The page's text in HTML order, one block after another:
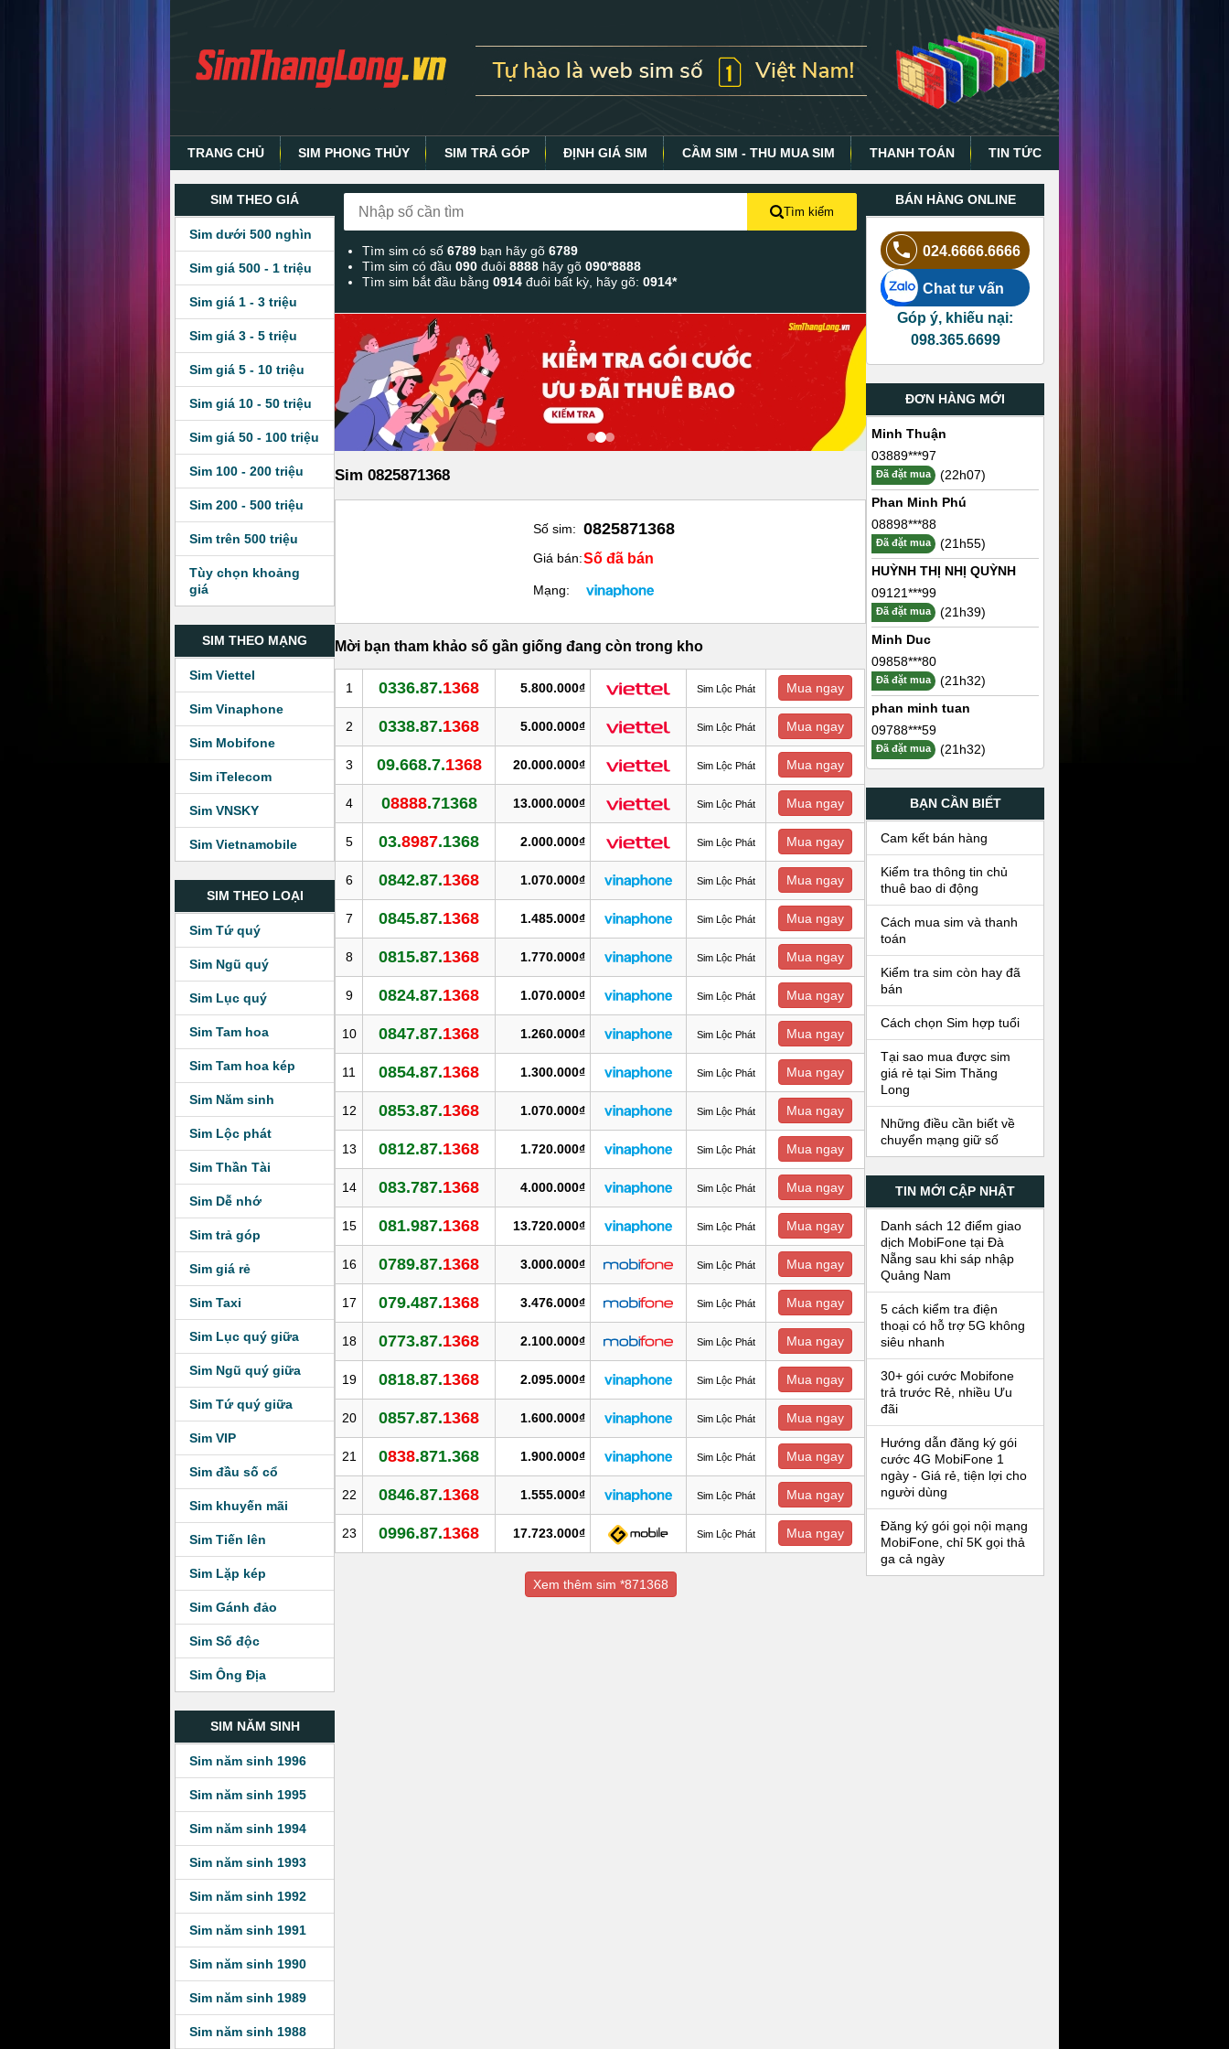
TRANG CHỦ SIM PHONG THỦY SIM TRẢ GÓP ĐỊNH GIÁ SIM CẦM SIM - THU MUA SIM THANH TOÁN TIN TỨC
SIM THEO GIÁ
Sim dưới 500 nghìn
Sim giá 500 - 1 triệu
Sim giá 1 - 3 triệu
Sim giá 3 - 5 triệu
Sim giá 5 - 10 triệu
Sim giá 10 - 50 triệu
Sim giá 50 - 100 triệu
Sim 100 - 200 triệu
Sim 200 - 500 triệu
Sim trên 500 triệu
Tùy chọn khoảng
giá
SIM THEO MẠNG
Sim Viettel
Sim Vinaphone
Sim Mobifone
Sim iTelecom
Sim VNSKY
Sim Vietnamobile
SIM THEO LOẠI
Sim Tứ quý
Sim Ngũ quý
Sim Lục quý
Sim Tam hoa
Sim Tam hoa kép
Sim Năm sinh
Sim Lộc phát
Sim Thần Tài
Sim Dễ nhớ
Sim trả góp
Sim giá rẻ
Sim Taxi
Sim Lục quý giữa
Sim Ngũ quý giữa
Sim Tứ quý giữa
Sim VIP
Sim đầu số cổ
Sim khuyến mãi
Sim Tiến lên
Sim Lặp kép
Sim Gánh đảo
Sim Số độc
Sim Ông Địa
SIM NĂM SINH
Sim năm sinh 1996
Sim năm sinh 1995
Sim năm sinh 1994
Sim năm sinh 1993
Sim năm sinh 1992
Sim năm sinh 1991
Sim năm sinh 1990
Sim năm sinh 1989
Sim năm sinh 1988
Tìm kiếm
Tìm sim có số6789 bạn hãy gõ6789
Tìm sim có đầu090đuôi8888 hãy gõ090*8888
Tìm sim bắt đầu bằng0914 đuôi bất kỳ, hãy gõ:0914*
Sim 0825871368
Số sim: 0825871368
Giá bán:Số đã bán
Mạng:
Mời bạn tham khảo số gần giống đang còn trong kho
1 0336.87.1368 5.800.000₫ Sim Lộc Phát Mua ngay
2 0338.87.1368 5.000.000₫ Sim Lộc Phát Mua ngay
3 09.668.7.1368 20.000.000₫ Sim Lộc Phát Mua ngay
4 08888.71368 13.000.000₫ Sim Lộc Phát Mua ngay
5 03.8987.1368 2.000.000₫ Sim Lộc Phát Mua ngay
6 0842.87.1368 1.070.000₫ Sim Lộc Phát Mua ngay
7 0845.87.1368 1.485.000₫ Sim Lộc Phát Mua ngay
8 0815.87.1368 1.770.000₫ Sim Lộc Phát Mua ngay
9 0824.87.1368 1.070.000₫ Sim Lộc Phát Mua ngay
10 0847.87.1368 1.260.000₫ Sim Lộc Phát Mua ngay
11 0854.87.1368 1.300.000₫ Sim Lộc Phát Mua ngay
12 0853.87.1368 1.070.000₫ Sim Lộc Phát Mua ngay
13 0812.87.1368 1.720.000₫ Sim Lộc Phát Mua ngay
14 083.787.1368 4.000.000₫ Sim Lộc Phát Mua ngay
15 081.987.1368 13.720.000₫ Sim Lộc Phát Mua ngay
16 0789.87.1368 3.000.000₫ Sim Lộc Phát Mua ngay
17 079.487.1368 3.476.000₫ Sim Lộc Phát Mua ngay
18 0773.87.1368 2.100.000₫ Sim Lộc Phát Mua ngay
19 0818.87.1368 2.095.000₫ Sim Lộc Phát Mua ngay
20 0857.87.1368 1.600.000₫ Sim Lộc Phát Mua ngay
21 0838.871.368 1.900.000₫ Sim Lộc Phát Mua ngay
22 0846.87.1368 1.555.000₫ Sim Lộc Phát Mua ngay
23 0996.87.1368 17.723.000₫ Sim Lộc Phát Mua ngay
Xem thêm sim *871368
BÁN HÀNG ONLINE
024.6666.6666
Chat tư vấn
Góp ý, khiếu nại:
098.365.6699
ĐƠN HÀNG MỚI
Minh Thuận
03889***97
Đã đặt mua
(22h07)
Phan Minh Phú
08898***88
Đã đặt mua
(21h55)
HUỲNH THỊ NHỊ QUỲNH
09121***99
Đã đặt mua
(21h39)
Minh Duc
09858***80
Đã đặt mua
(21h32)
phan minh tuan
09788***59
Đã đặt mua (21h32)
BẠN CẦN BIẾT
Cam kết bán hàng
Kiểm tra thông tin chủ
thuê bao di động
Cách mua sim và thanh
toán
Kiểm tra sim còn hay đã
bán
Cách chọn Sim hợp tuổi
Tại sao mua được sim
giá rẻ tại Sim Thăng
Long
Những điều cần biết về
chuyển mạng giữ số
TIN MỚI CẬP NHẬT
Danh sách 12 điểm giao
dịch MobiFone tại Đà
Nẵng sau khi sáp nhập
Quảng Nam
5 cách kiểm tra điện
thoại có hỗ trợ 5G không
siêu nhanh
30+ gói cước Mobifone
trả trước Rẻ, nhiều Ưu
đãi
Hướng dẫn đăng ký gói
cước 4G MobiFone 1
ngày - Giá rẻ, tiện lợi cho
người dùng
Đăng ký gói gọi nội mạng
MobiFone, chỉ 5K gọi thả
ga cả ngày